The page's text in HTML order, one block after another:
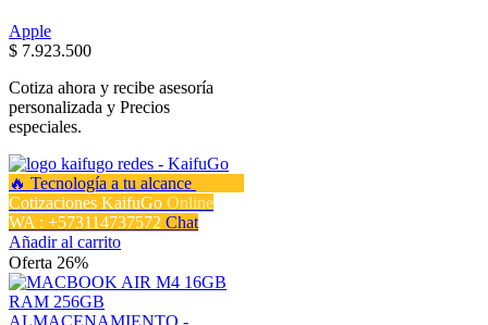
Apple
$ 7.923.500
Cotiza ahora y recibe asesoría
personalizada y Precios
especiales.
Cotizaciones KaifuGo Online
WA : +573114737572 Chat
Añadir al carrito
Oferta 26%